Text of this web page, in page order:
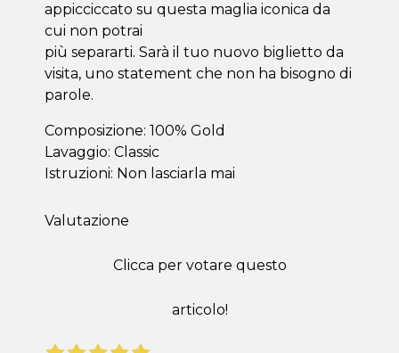
appicciccato su questa maglia iconica da
cui non potrai
più separarti. Sarà il tuo nuovo biglietto da
visita, uno statement che non ha bisogno di
parole.
Composizione: 100% Gold
Lavaggio: Classic
Istruzioni: Non lasciarla mai
Valutazione
Clicca per votare questo
articolo!